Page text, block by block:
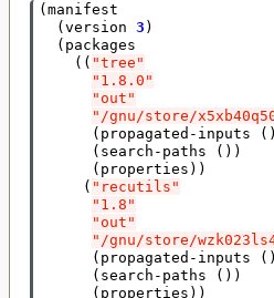
( manifest
( version 3 )
( packages
(( "tree"
"1.8.0"
"out"
"/gnu/store/
( propagated-inputs
( search-paths
())
( properties ))
( "recutils"
"1.8"
"out"
"/gnu/store/
( propagated-inputs
( search-paths
())
( properties ))